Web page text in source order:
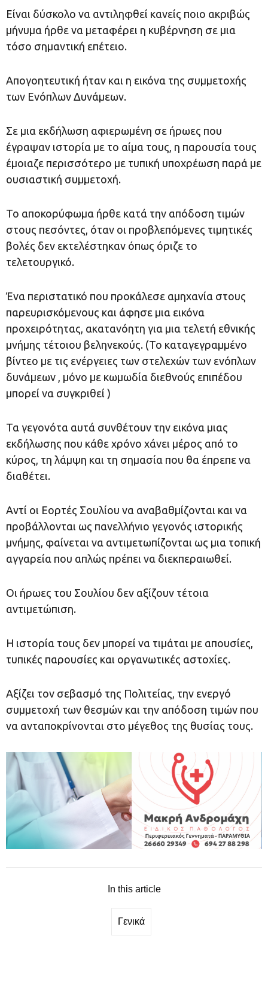
Είναι δύσκολο να αντιληφθεί κανείς ποιο ακριβώς
μήνυμα ήρθε να μεταφέρει η κυβέρνηση σε μια
τόσο σημαντική επέτειο.
Απογοητευτική ήταν και η εικόνα της συμμετοχής
των Ενόπλων Δυνάμεων.
Σε μια εκδήλωση αφιερωμένη σε ήρωες που
έγραψαν ιστορία με το αίμα τους, η παρουσία τους
έμοιαζε περισσότερο με τυπική υποχρέωση παρά με
ουσιαστική συμμετοχή.
Το αποκορύφωμα ήρθε κατά την απόδοση τιμών
στους πεσόντες, όταν οι προβλεπόμενες τιμητικές
βολές δεν εκτελέστηκαν όπως όριζε το
τελετουργικό.
Ένα περιστατικό που προκάλεσε αμηχανία στους
παρευρισκόμενους και άφησε μια εικόνα
προχειρότητας, ακατανόητη για μια τελετή εθνικής
μνήμης τέτοιου βεληνεκούς. (Το καταγεγραμμένο
βίντεο με τις ενέργειες των στελεχών των ενόπλων
δυνάμεων , μόνο με κωμωδία διεθνούς επιπέδου
μπορεί να συγκριθεί )
Τα γεγονότα αυτά συνθέτουν την εικόνα μιας
εκδήλωσης που κάθε χρόνο χάνει μέρος από το
κύρος, τη λάμψη και τη σημασία που θα έπρεπε να
διαθέτει.
Αντί οι Εορτές Σουλίου να αναβαθμίζονται και να
προβάλλονται ως πανελλήνιο γεγονός ιστορικής
μνήμης, φαίνεται να αντιμετωπίζονται ως μια τοπική
αγγαρεία που απλώς πρέπει να διεκπεραιωθεί.
Οι ήρωες του Σουλίου δεν αξίζουν τέτοια
αντιμετώπιση.
Η ιστορία τους δεν μπορεί να τιμάται με απουσίες,
τυπικές παρουσίες και οργανωτικές αστοχίες.
Αξίζει τον σεβασμό της Πολιτείας, την ενεργό
συμμετοχή των θεσμών και την απόδοση τιμών που
να ανταποκρίνονται στο μέγεθος της θυσίας τους.
In this article
Γενικά